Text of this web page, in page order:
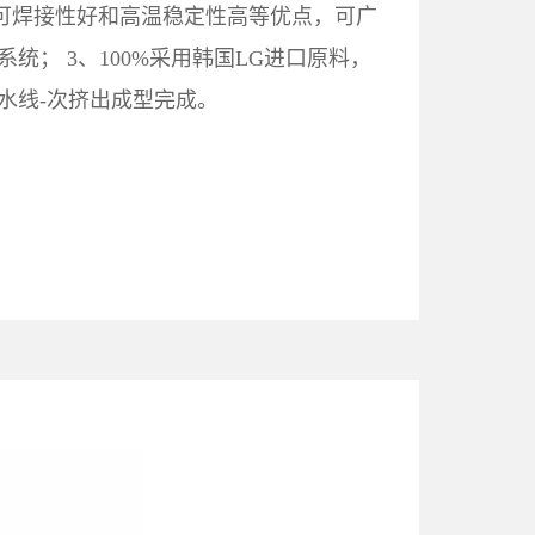
焊接性好和高温稳定性高等优点，可广
统； 3、100%采用韩国LG进口原料，
线-次挤出成型完成。